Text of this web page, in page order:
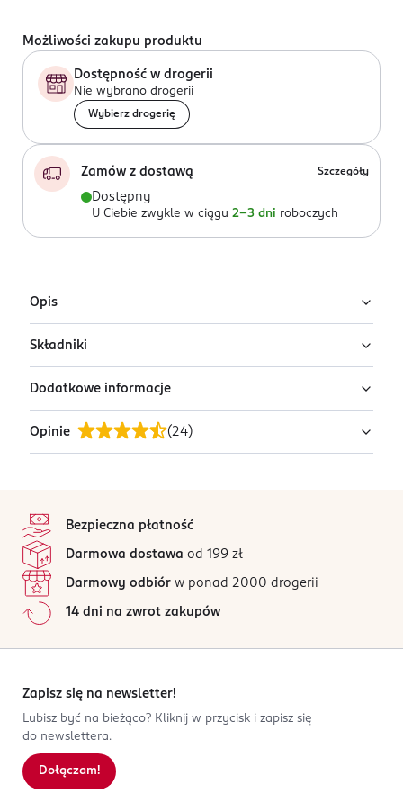
Możliwości zakupu produktu
Dostępność w drogerii
Nie wybrano drogerii
Wybierz drogerię
Zamów z dostawą Szczegóły
Dostępny
U Ciebie zwykle w ciągu 2-3 dni roboczych
Opis
Poręczna kosmetyczka z modnym wzorem
geometrycznym w kolorze połyskującego złota.
Wykonana z wysokiej jakości skóry ekologicznej.
Zapinana na suwak. Wewnątrz czarna podszewka
ułatwiająca utrzymanie czystości. Zaprojektowana z
myślą o kobietach, które cenią jakość, klasykę i
Składniki
brak danych
Dodatkowe informacje
OSTRZEŻENIA DOTYCZĄCE BEZPIECZEŃSTWA
nie dotyczy
Inter-Vion S.A.
ul. Łopuszańska 95
02-457 Warszawa
Kod EAN
3 031445 002622
Opinie (24)
Wszystkie opinie są zweryfikowane zakupem.
4
0%
2
1
0%
Sortowanie wg
Bezpieczna płatność
Darmowa dostawa od 199 zł
Darmowy odbiór w ponad 2000 drogerii
14 dni na zwrot zakupów
Zapisz się na newsletter!
Lubisz być na bieżąco? Kliknij w przycisk i zapisz się
do newslettera.
Dołączam!